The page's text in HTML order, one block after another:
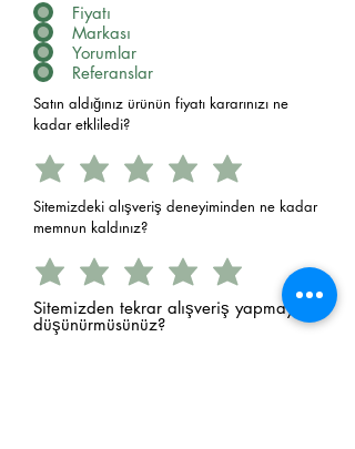
Fiyatı
Markası
Yorumlar
Referanslar
Satın aldığınız ürünün fiyatı kararınızı ne
kadar etkliledi?
Sitemizdeki alışveriş deneyiminden ne kadar
memnun kaldınız?
Sitemizden tekrar alışveriş yapmayı
düşünürmüsünüz?